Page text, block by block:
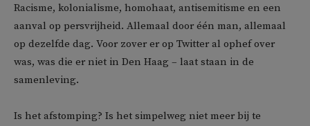
Racisme, kolonialisme, homohaat, antisemitisme en een
aanval op persvrijheid. Allemaal door één man, allemaal
op dezelfde dag. Voor zover er op Twitter al ophef over
was, was die er niet in Den Haag – laat staan in de
samenleving.
Is het afstomping? Is het simpelweg niet meer bij te